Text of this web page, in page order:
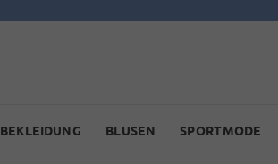
BEKLEIDUNG BLUSEN SPORTMODE